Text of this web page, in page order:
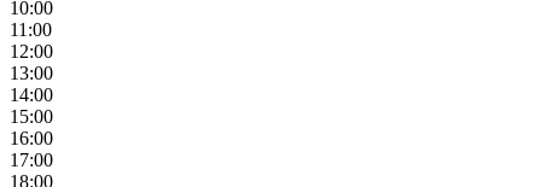
10:00
11:00
12:00
13:00
14:00
15:00
16:00
17:00
18:00